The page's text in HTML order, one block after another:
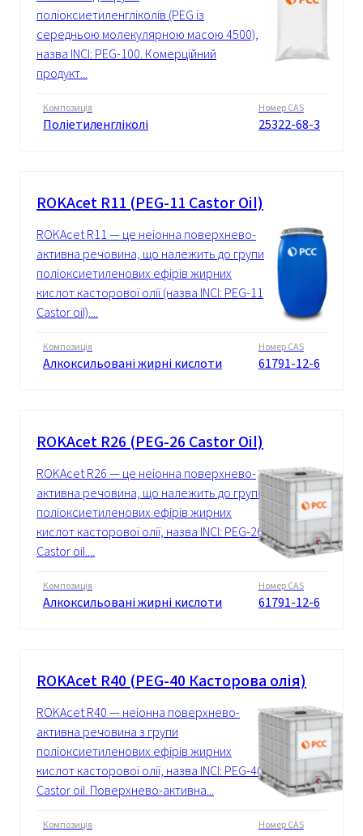
поліоксиетиленгліколів (PEG із
середньою молекулярною масою 4500),
назва INCI: PEG-100. Комерційний
продукт...
Композиція
Поліетиленгліколі
Номер CAS
25322-68-3
ROKAcet R11 (PEG-11 Castor Oil)
ROKAcet R11 — це неіонна поверхнево-
активна речовина, що належить до групи
поліоксиетиленових ефірів жирних
кислот касторової олії (назва INCI: PEG-11
Castor oil)....
Композиція
Алкоксильовані жирні кислоти
Номер CAS
61791-12-6
ROKAcet R26 (PEG-26 Castor Oil)
ROKAcet R26 — це неіонна поверхнево-
активна речовина, що належить до групи
поліоксиетиленових ефірів жирних
кислот касторової олії, назва INCI: PEG-26
Castor oil....
Композиція
Алкоксильовані жирні кислоти
Номер CAS
61791-12-6
ROKAcet R40 (PEG-40 Касторова олія)
ROKAcet R40 — неіонна поверхнево-
активна речовина з групи
поліоксиетиленових ефірів жирних
кислот касторової олії, назва INCI: PEG-40
Castor oil. Поверхнево-активна...
Композиція Номер CAS